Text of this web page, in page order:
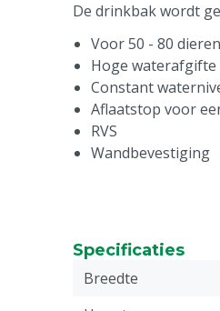
De drinkbak wordt
Voor 50 - 80 dieren
Hoge waterafgifte
Constant
Aflaatstop voor
RVS
Wandbevestiging
Specificaties
Breedte